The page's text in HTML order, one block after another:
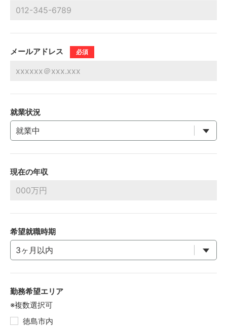
メールアドレス 必須
就業状況
現在の年収
希望就職時期
勤務希望エリア
※複数選択可
徳島市内